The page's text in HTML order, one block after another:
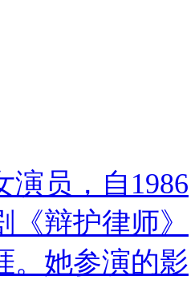
演员，自1986
辩护律师》
。她参演的影